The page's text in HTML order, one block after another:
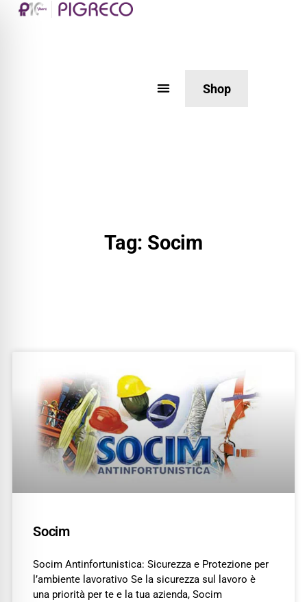
Shop
Tag: Socim
Socim
Socim Antinfortunistica: Sicurezza e Protezione per
l’ambiente lavorativo Se la sicurezza sul lavoro è
una priorità per te e la tua azienda, Socim